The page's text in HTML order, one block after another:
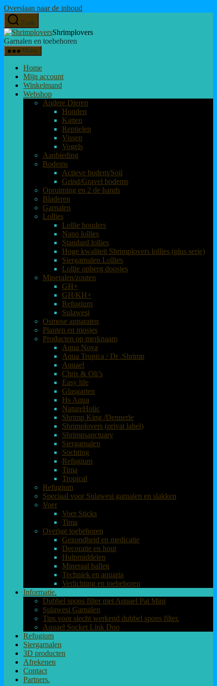
Overslaan naar de inhoud
Zoek
Shrimplovers
Garnalen en toebehoren
Menu
Home
Mijn account
Winkelmand
Webshop
Andere Dieren
Honden
Katten
Reptielen
Vissen
Vogels
Aanbieding
Bodems
Actieve bodem/Soil
Grind/Gravel bodems
Opruiming en 2 de hands
Bladeren
Garnalen
Lollies
Lollie houders
Nano lollies
Standard lollies
Hoge kwaliteit Shrimplovers lollies (plus serie)
Siergarnalen Lollies
Lollie opberg doosjes
Mineralen/zouten
GH+
GH/KH+
Refugium
Sulawesi
Osmose apparaten
Planten en mosjes
Producten op merknaam
Aqua Nova
Aqua Tropica / Dr .Shrimp
Aquael
Chris & Oli’s
Easy life
Glasgarten
Hs Aqua
NatureHolic
Shrimp King /Dennerle
Shrimplovers (privat label)
Shrimpsanctuary
Siergarnalen
Sochting
Refugium
Tima
Tropical
Refugium
Speciaal voor Sulawesi garnalen en slakken
Voer
Voer Sticks
Tima
Overige toebehoren
Gezondheid en medicatie
Decoratie en hout
Hulpmiddelen
Mineraal ballen
Techniek en aquaria
Verlichting en toebehoren
Informatie.
Dubbel spons filter met Aquael Pat Mini
Sulawesi Garnalen
Tips voor slecht werkend dubbel spons filter.
Aquael Socket Link Duo
Refugium
Siergarnalen
3D producten
Afrekenen
Contact
Partners.